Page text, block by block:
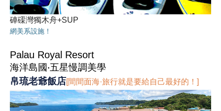
硨磲灣獨木舟+SUP
網美系設施！
Palau Royal Resort
海洋島國‧五星慢調美學
帛琉老爺飯店[間間面海·旅行就是要給自己最好的！]